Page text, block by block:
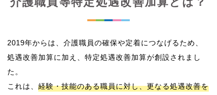
2019年からは、介護職員の確保や定着につなげるため、
処遇改善加算に加え、特定処遇改善加算が創設されまし
た。
これは、 経験・技能のある職員に対し、更なる処遇改善を